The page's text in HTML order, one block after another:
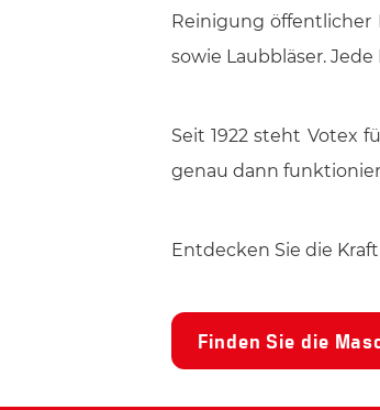
Reinigung öffentlicher
sowie Laubbläser.
Seit 1922 steht Votex
genau dann
Entdecken Sie die
Finden Sie die